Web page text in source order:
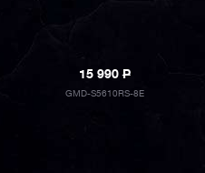
15 990P
GMD-S5610RS-8E